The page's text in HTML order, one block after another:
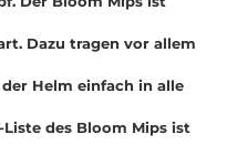
Dazu tragen vor allem
Helm einfach in alle
des Bloom Mips ist